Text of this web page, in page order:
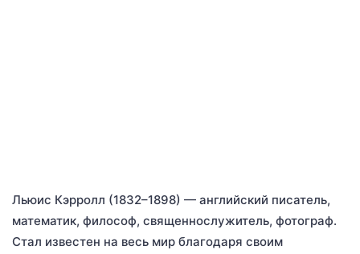
Льюис Кэрролл (1832–1898) — английский писатель,
математик, философ, священнослужитель, фотограф.
Стал известен на весь мир благодаря своим